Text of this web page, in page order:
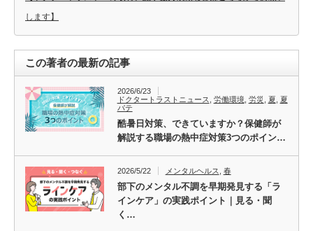
します】
この著者の最新の記事
2026/6/23
ドクタートラストニュース
労働環境 労災 夏 夏
バテ
酷暑日対策、できていますか？保健師が
解説する職場の熱中症対策3つのポイン…
2026/5/22 メンタルヘルス 春
部下のメンタル不調を早期発見する「ラ
インケア」の実践ポイント｜見る・聞
く…